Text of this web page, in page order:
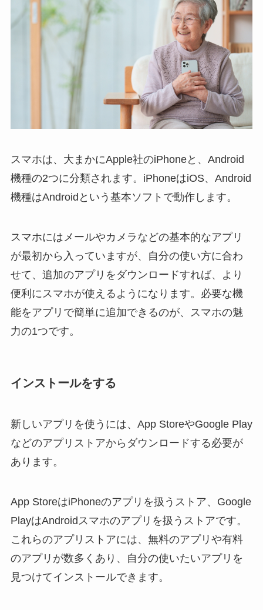
スマホは、大まかにApple社のiPhoneと、Android
機種の2つに分類されます。iPhoneはiOS、Android
機種はAndroidという基本ソフトで動作します。
スマホにはメールやカメラなどの基本的なアプリ
が最初から入っていますが、自分の使い方に合わ
せて、追加のアプリをダウンロードすれば、より
便利にスマホが使えるようになります。必要な機
能をアプリで簡単に追加できるのが、スマホの魅
力の1つです。
インストールをする
新しいアプリを使うには、App StoreやGoogle Play
などのアプリストアからダウンロードする必要が
あります。
App StoreはiPhoneのアプリを扱うストア、Google
PlayはAndroidスマホのアプリを扱うストアです。
これらのアプリストアには、無料のアプリや有料
のアプリが数多くあり、自分の使いたいアプリを
見つけてインストールできます。